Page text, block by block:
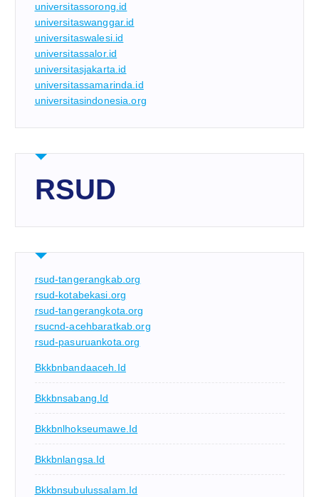
universitassorong.id
universitaswanggar.id
universitaswalesi.id
universitassalor.id
universitasjakarta.id
universitassamarinda.id
universitasindonesia.org
RSUD
rsud-tangerangkab.org
rsud-kotabekasi.org
rsud-tangerangkota.org
rsucnd-acehbaratkab.org
rsud-pasuruankota.org
Bkkbnbandaaceh.id
Bkkbnsabang.id
Bkkbnlhokseumawe.id
Bkkbnlangsa.id
Bkkbnsubulussalam.id